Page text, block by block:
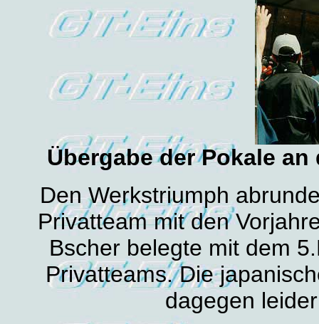
Übergabe der Pokale
Den Werkstriumph
Privatteam mit den
Bscher belegte mit dem
Privatteams. Die
dagegen